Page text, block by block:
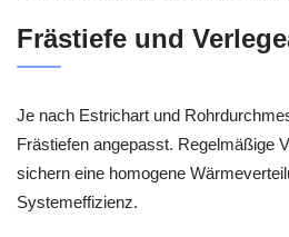
Frästiefe und
Je nach Estrichart und
Frästiefen angepasst. Regelmäßige
sichern eine homogene
Systemeffizienz.